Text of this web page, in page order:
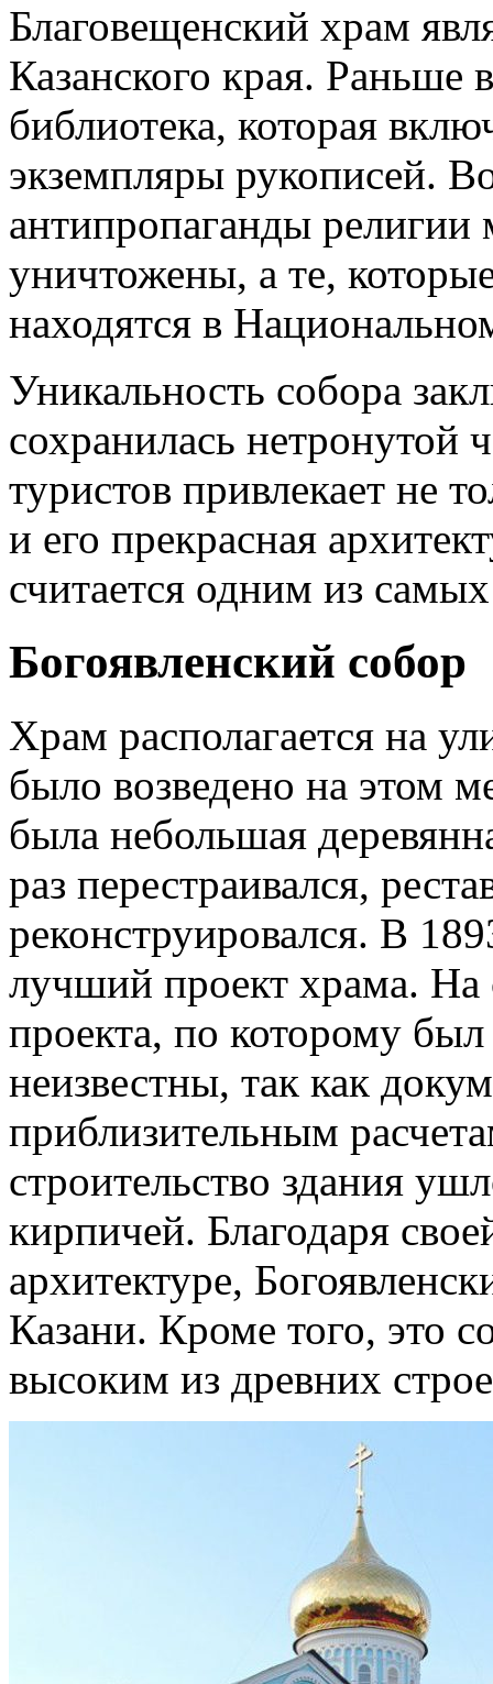
Благовещенский храм
Казанского края. Раньше
библиотека, которая
экземпляры рукописей.
антипропаганды
уничтожены, а те,
находятся в
Уникальность собора
сохранилась нетронутой
туристов привлекает не
и его прекрасная
считается одним из
Богоявленский собор
Храм располагается на
было возведено на этом
была небольшая
раз перестраивался,
реконструировался. В
лучший проект храма. На
проекта, по которому
неизвестны, так как
приблизительным
строительство здания
кирпичей. Благодаря
архитектуре,
Казани. Кроме того, это
высоким из древних